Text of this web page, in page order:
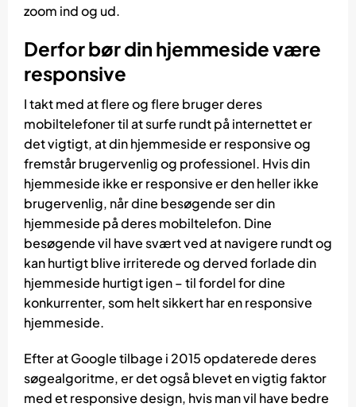
zoom ind og ud.
Derfor bør din hjemmeside være
responsive
I takt med at flere og flere bruger deres
mobiltelefoner til at surfe rundt på internettet er
det vigtigt, at din hjemmeside er responsive og
fremstår brugervenlig og professionel. Hvis din
hjemmeside ikke er responsive er den heller ikke
brugervenlig, når dine besøgende ser din
hjemmeside på deres mobiltelefon. Dine
besøgende vil have svært ved at navigere rundt og
kan hurtigt blive irriterede og derved forlade din
hjemmeside hurtigt igen – til fordel for dine
konkurrenter, som helt sikkert har en responsive
hjemmeside.
Efter at Google tilbage i 2015 opdaterede deres
søgealgoritme, er det også blevet en vigtig faktor
med et responsive design, hvis man vil have bedre